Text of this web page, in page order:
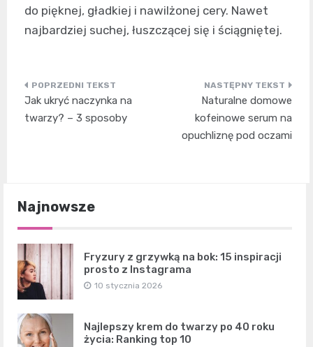
do pięknej, gładkiej i nawilżonej cery. Nawet
najbardziej suchej, łuszczącej się i ściągniętej.
Nawigacja
wpisu
Jak ukryć naczynka na
twarzy? – 3 sposoby
Naturalne domowe
kofeinowe serum na
opuchliznę pod oczami
Najnowsze
Fryzury z grzywką na bok: 15 inspiracji
prosto z Instagrama
10 stycznia 2026
Najlepszy krem do twarzy po 40 roku
życia: Ranking top 10